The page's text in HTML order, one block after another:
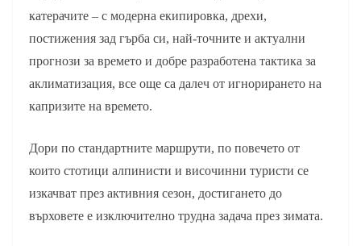
катерачите – с модерна екипировка, дрехи,
постижения зад гърба си, най-точните и актуални
прогнози за времето и добре разработена тактика за
аклиматизация, все още са далеч от игнорирането на
капризите на времето.
Дори по стандартните маршрути, по повечето от
които стотици алпинисти и височинни туристи се
изкачват през активния сезон, достигането до
върховете е изключително трудна задача през зимата.